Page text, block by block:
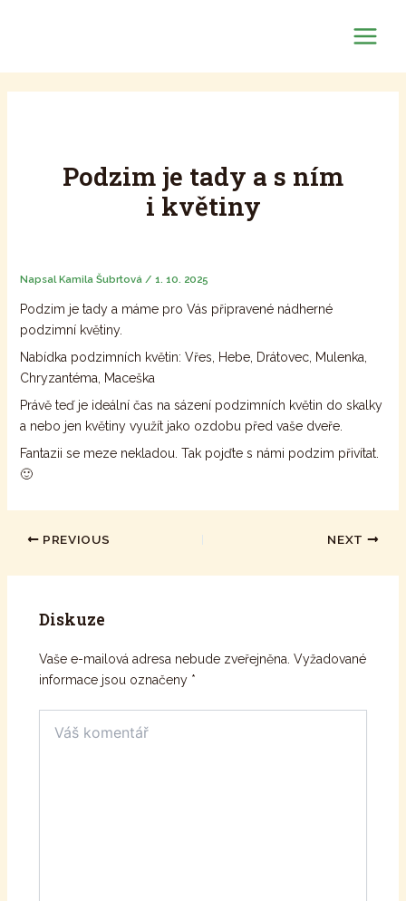
Menu
Podzim je tady a s ním
i květiny
NapsalKamila Šubrtová / 1. 10. 2025
Podzim je tady a máme pro Vás připravené nádherné
podzimní květiny.
Nabídka podzimních květin: Vřes, Hebe, Drátovec, Mulenka,
Chryzantéma, Maceška
Právě teď je ideální čas na sázení podzimních květin do skalky
a nebo jen květiny využít jako ozdobu před vaše dveře.
Fantazii se meze nekladou. Tak pojďte s námi podzim přivítat.
🙂
Post
PREVIOUS NEXT
Diskuze
Vaše e-mailová adresa nebude zveřejněna. Vyžadované
informace jsou označeny *
komentář